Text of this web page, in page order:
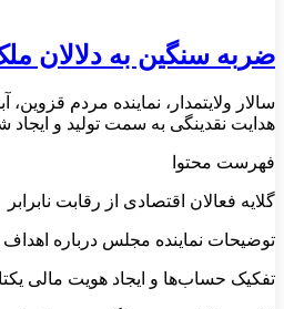
ضربه سنگین به دلالان
سالار ولایتمدار، نماینده مردم
هدایت نقدینگی به سمت تولید و
فهرست محتوا
گلایه فعالان اقتصادی از رقابت نابرابر
توضیحات نماینده مجلس درباره اهداف
تفکیک حساب‌ها و ایجاد هویت مالی یکتا